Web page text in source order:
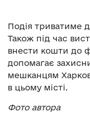
Подія триватиме
Також під час
внести кошти до
допомагає
мешканцям
в цьому місті.
Фото автора